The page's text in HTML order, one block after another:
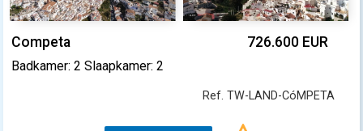
Competa 726.600 EUR
Badkamer: 2 Slaapkamer: 2
Ref. TW-LAND-CóMPETA